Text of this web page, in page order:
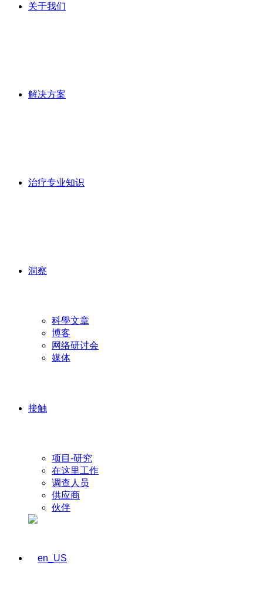
关于我们
解决方案
治疗专业知识
洞察
科學文章
博客
网络研讨会
媒体
接触
项目-研究
在这里工作
调查人员
供应商
伙伴